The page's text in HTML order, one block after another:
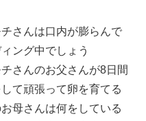
さんは口内が膨らんで
ング中でしょう
さんのお父さんが8日間
て頑張って卵を育てる
母さんは何をしている